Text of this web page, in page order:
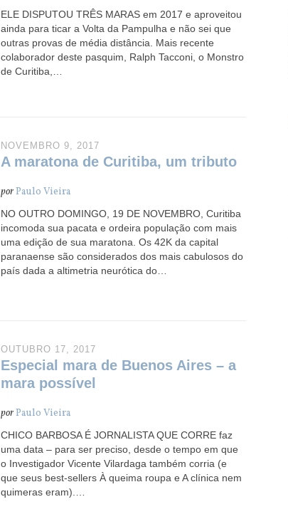
ELE DISPUTOU TRÊS MARAS em 2017 e aproveitou
ainda para ticar a Volta da Pampulha e não sei que
outras provas de média distância. Mais recente
colaborador deste pasquim, Ralph Tacconi, o Monstro
de Curitiba,…
NOVEMBRO 9, 2017
A maratona de Curitiba, um tributo
porPaulo Vieira
NO OUTRO DOMINGO, 19 DE NOVEMBRO, Curitiba
incomoda sua pacata e ordeira população com mais
uma edição de sua maratona. Os 42K da capital
paranaense são considerados dos mais cabulosos do
país dada a altimetria neurótica do…
OUTUBRO 17, 2017
Especial mara de Buenos Aires – a
mara possível
porPaulo Vieira
CHICO BARBOSA É JORNALISTA QUE CORRE faz
uma data – para ser preciso, desde o tempo em que
o Investigador Vicente Vilardaga também corria (e
que seus best-sellers À queima roupa e A clínica nem
quimeras eram).…